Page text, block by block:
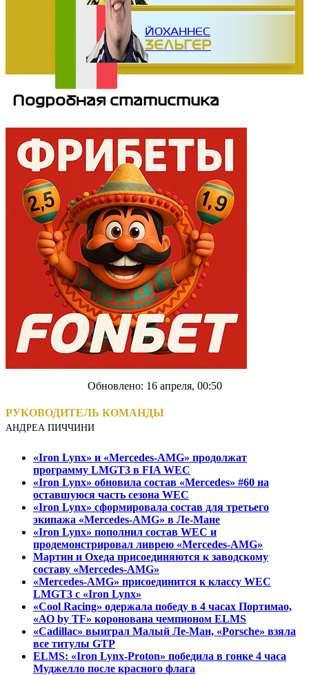
ЙОХАННЕС
ЗЕЛЬГЕР
Подробная статистика
Обновлено: 16 апреля, 00:50
РУКОВОДИТЕЛЬ КОМАНДЫ
АНДРЕА ПИЧЧИНИ
«Iron Lynx» и «Mercedes-AMG» продолжат
программу LMGT3 в FIA WEC
«Iron Lynx» обновила состав «Mercedes» #60 на
оставшуюся часть сезона WEC
«Iron Lynx» сформировала состав для третьего
экипажа «Mercedes-AMG» в Ле-Мане
«Iron Lynx» пополнил состав WEC и
продемонстрировал ливрею «Mercedes-AMG»
Мартин и Охеда присоединяются к заводскому
составу «Mercedes-AMG»
«Mercedes-AMG» присоединится к классу WEC
LMGT3 с «Iron Lynx»
«Cool Racing» одержала победу в 4 часах Портимао,
«АО by TF» коронована чемпионом ELMS
«Cadillac» выиграл Малый Ле-Ман, «Porsche» взяла
все титулы GTP
ELMS: «Iron Lynx-Proton» победила в гонке 4 часа
Муджелло после красного флага